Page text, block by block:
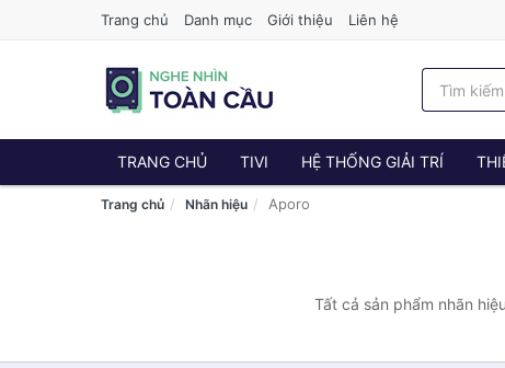
Trang chủ Danh mục Giới thiệu Liên hệ
TRANG CHỦ TIVI HỆ THỐNG GIẢI TRÍ
Trang chủ Nhãn hiệu Aporo
Tất cả sản phẩm nhãn